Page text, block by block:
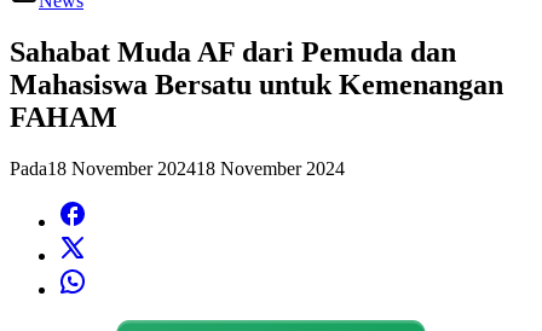
Sahabat Muda AF dari Pemuda dan
Mahasiswa Bersatu untuk Kemenangan
FAHAM
Pada18 November 202418 November 2024